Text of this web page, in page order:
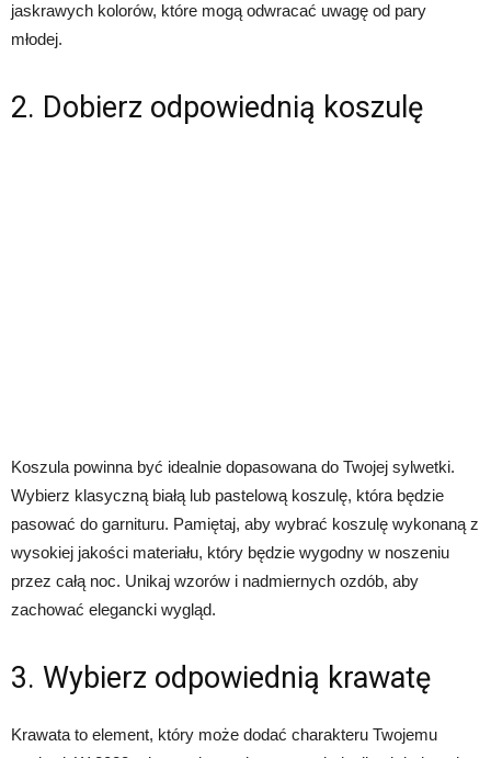
jaskrawych kolorów, które mogą odwracać uwagę od pary
młodej.
2. Dobierz odpowiednią koszulę
Koszula powinna być idealnie dopasowana do Twojej sylwetki.
Wybierz klasyczną białą lub pastelową koszulę, która będzie
pasować do garnituru. Pamiętaj, aby wybrać koszulę wykonaną z
wysokiej jakości materiału, który będzie wygodny w noszeniu
przez całą noc. Unikaj wzorów i nadmiernych ozdób, aby
zachować elegancki wygląd.
3. Wybierz odpowiednią krawatę
Krawata to element, który może dodać charakteru Twojemu